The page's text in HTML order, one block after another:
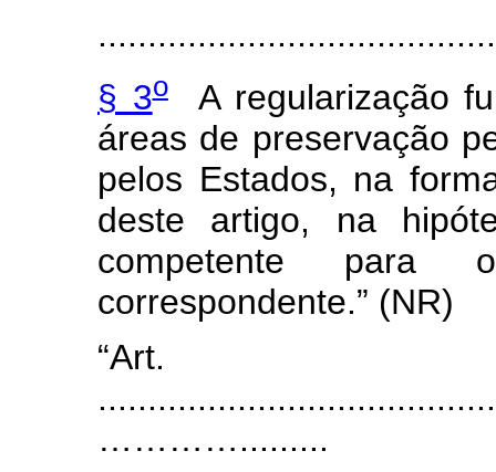
§ 3oA regularização
áreas de preservação
pelos Estados, na
deste artigo, na
competente para
correspondente.” (NR)
………….........